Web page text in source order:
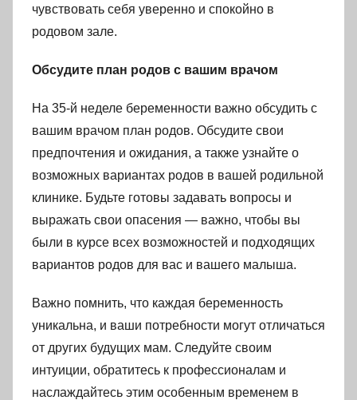
чувствовать себя уверенно и спокойно в
родовом зале.
Обсудите план родов с вашим врачом
На 35-й неделе беременности важно обсудить с
вашим врачом план родов. Обсудите свои
предпочтения и ожидания, а также узнайте о
возможных вариантах родов в вашей родильной
клинике. Будьте готовы задавать вопросы и
выражать свои опасения — важно, чтобы вы
были в курсе всех возможностей и подходящих
вариантов родов для вас и вашего малыша.
Важно помнить, что каждая беременность
уникальна, и ваши потребности могут отличаться
от других будущих мам. Следуйте своим
интуиции, обратитесь к профессионалам и
наслаждайтесь этим особенным временем в